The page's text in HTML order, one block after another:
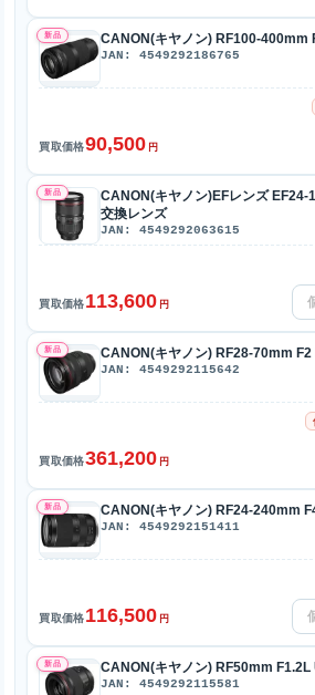
新品 CANON(キヤノン) RF100-400mm
JAN: 4549292186765
買取価格90,500 円
新品
CANON(キヤノン)EFレンズ EF24-
交換レンズ
JAN: 4549292063615
買取価格113,600 円
新品 CANON(キヤノン) RF28-70mm F2
JAN: 4549292115642
買取価格361,200 円
新品 CANON(キヤノン) RF24-240mm
JAN: 4549292151411
買取価格116,500 円
新品 CANON(キヤノン) RF50mm F1.2L
JAN: 4549292115581